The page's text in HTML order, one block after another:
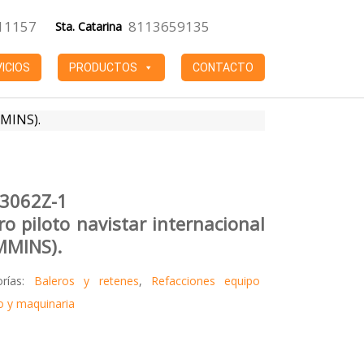
Sta. Catarina 8113659135
PRODUCTOS CONTACTO
1
piloto navistar internacional
Baleros y retenes, Refacciones equipo
y maquinaria